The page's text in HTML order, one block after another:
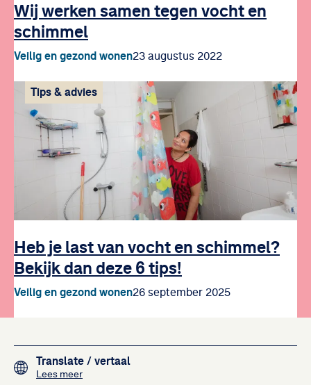
Wij werken samen tegen vocht en
schimmel
Veilig en gezond wonen23 augustus 2022
Heb je last van vocht en schimmel?
Bekijk dan deze 6 tips!
Veilig en gezond wonen26 september 2025
Tips & advies
Translate / vertaal
Lees meerover het vertalen van de teksten op deze website